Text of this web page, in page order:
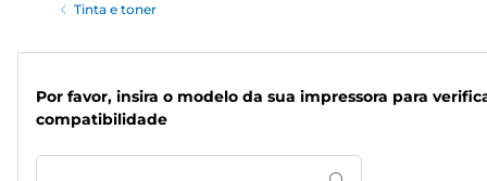
Tinta e toner
Por favor, insira o modelo da sua impressora para
compatibilidade